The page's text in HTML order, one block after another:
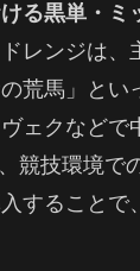
る黒単・ミ
レンジは、
荒馬」と
ェクなどで
競技環境で
すること